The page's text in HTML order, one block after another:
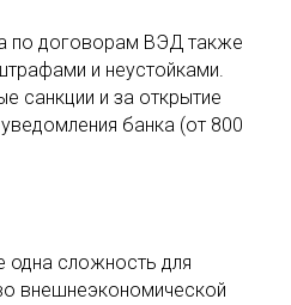
по договорам ВЭД также
и неустойками.
санкции и за открытие
банка (от 800
сложность для
внешнеэкономической